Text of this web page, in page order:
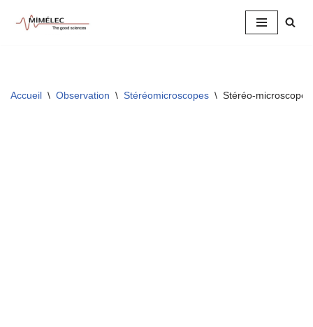
Accueil \ Observation \ Stéréomicroscopes \ Stéréo-microscope